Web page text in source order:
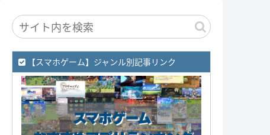
【スマホゲーム】ジャンル別記事リンク